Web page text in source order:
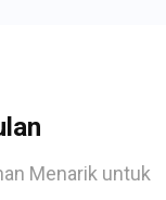
Menarik untuk